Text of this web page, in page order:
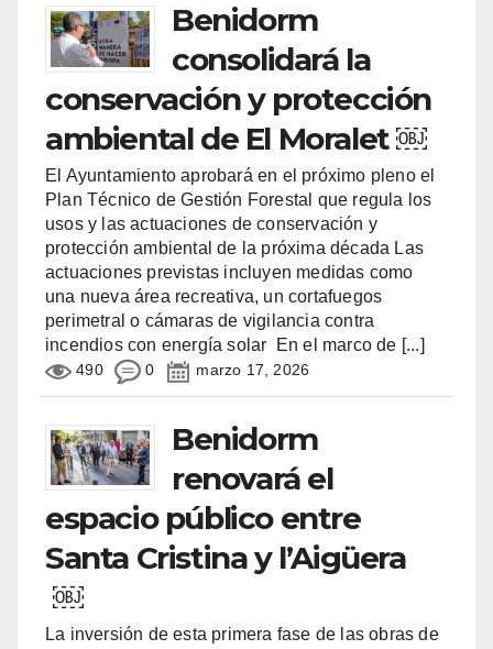
Benidorm
consolidará la
conservación y protección
ambiental de El Moralet ￼
El Ayuntamiento aprobará en el próximo pleno el
Plan Técnico de Gestión Forestal que regula los
usos y las actuaciones de conservación y
protección ambiental de la próxima década Las
actuaciones previstas incluyen medidas como
una nueva área recreativa, un cortafuegos
perimetral o cámaras de vigilancia contra
incendios con energía solar En el marco de [...]
490 0 marzo 17, 2026
Benidorm
renovará el
espacio público entre
Santa Cristina y l’Aigüera
￼
La inversión de esta primera fase de las obras de